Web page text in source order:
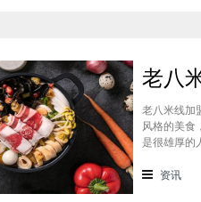
老八米线加
风格的美食
是很雄厚的
线，很多人
资讯